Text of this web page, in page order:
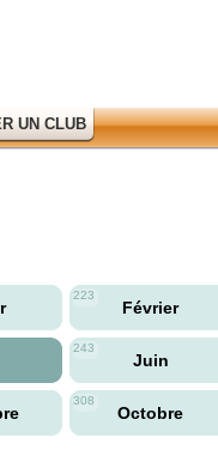
UN CLUB
223
Février
243
Juin
308
Octobre